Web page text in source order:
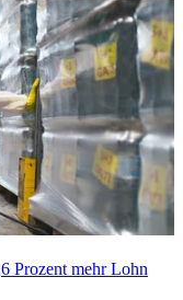
Prozent mehr Lohn